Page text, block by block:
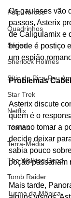
Pulp Heroes
Quadrinhos
Séries
Sherlock Holmes
Sítio do Pica-Pau
Star Trek
Netflix
Teorias
Terra-Média
The Walking Dead
Tomb Raider
Turma da Mônica
Os gauleses vão
passos, Asterix
de Caligulamix e
bigode é postiço
um espião
Problemas
Asterix discute
quem é o
romano tomar a
decide deixar
sabia pouco
poção passariam
Mais tarde,